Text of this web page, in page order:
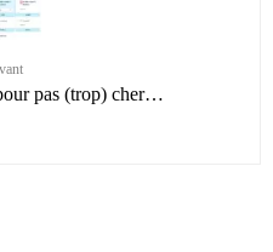
pas (trop) cher…